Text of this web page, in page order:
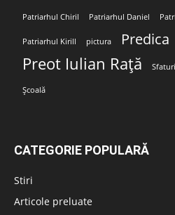
Patriarhul Chiril Patriarhul Daniel
Patriarhul Kirill pictura Predica
Preot Iulian Rață
Școală
CATEGORIE POPULARĂ
Stiri
Articole preluate